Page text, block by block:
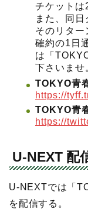
チケットは
また、同日
そのリター
確約の1日
は「
下さいませ
TOKYO青
https://
TOKYO青
https://
U-NEXT 配
U-NEXTでは「
を配信する。